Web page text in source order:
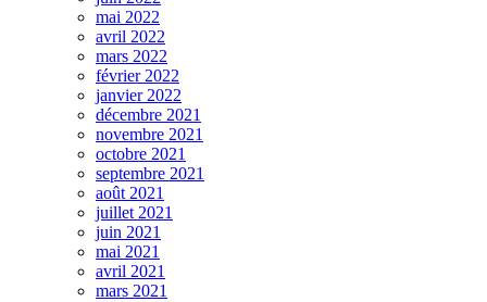
mai 2022
avril 2022
mars 2022
février 2022
janvier 2022
décembre 2021
novembre 2021
octobre 2021
septembre 2021
août 2021
juillet 2021
juin 2021
mai 2021
avril 2021
mars 2021